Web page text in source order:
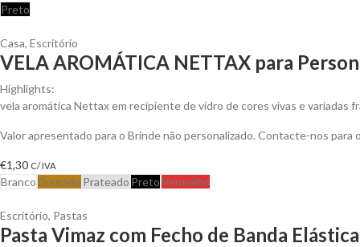
Preto
Casa, Escritório
VELA AROMÁTICA NETTAX para
Highlights:
vela aromática Nettax em recipiente de vidro de cores vivas e variadas
Valor apresentado para o Brinde não personalizado. Contacte-nos
€1,30 C/ IVA
Branco Dourado Prateado PretoVermelho
Escritório, Pastas
Pasta Vimaz com Fecho de Banda